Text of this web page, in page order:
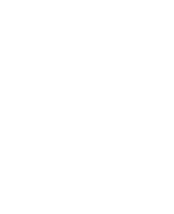
cầu nấu nướng